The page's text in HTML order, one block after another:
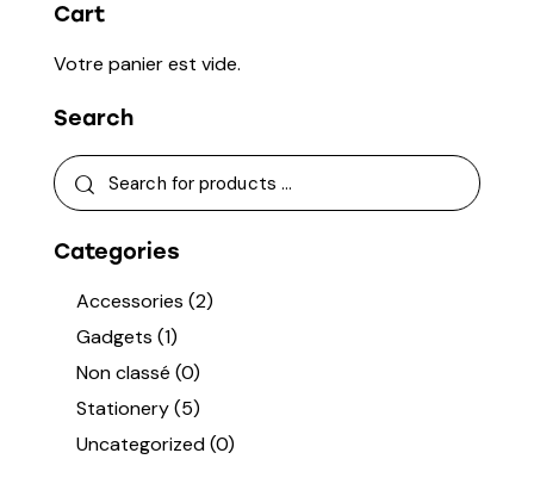
Cart
Votre panier est vide.
Search
Categories
Accessories (2)
Gadgets (1)
Non classé (0)
Stationery(5)
Uncategorized(0)